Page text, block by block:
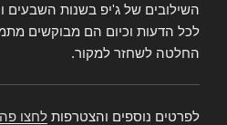
השילובים של ג'יפ בשנות השבעים
לכל הדעות וכיום הם מבוקשים
החלטה לשחזר למקור.
לפרטים נוספים והצטרפות לחצו פה